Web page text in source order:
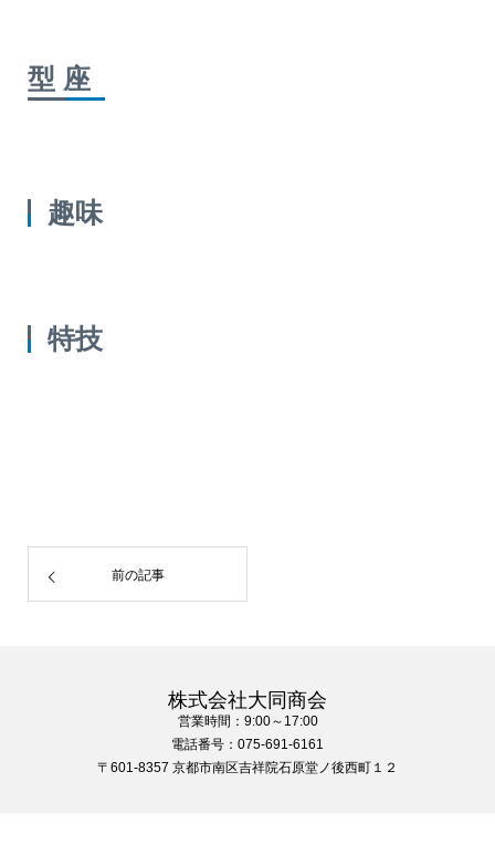
型 座
趣味
特技
前の記事
株式会社大同商会
営業時間：9:00～17:00
電話番号：075-691-6161
〒601-8357 京都市南区吉祥院石原堂ノ後西町１２